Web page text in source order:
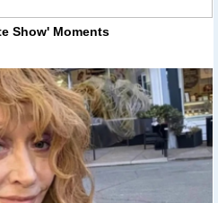
Show' Moments